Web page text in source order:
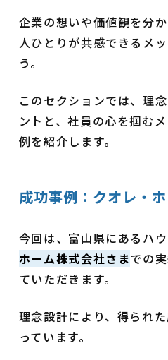
企業の想いや価値観を分
人ひとりが共感できるメ
う。
このセクションでは、理
ントと、社員の心を掴む
例を紹介します。
成功事例： クオレ・
今回は、富山県にあるハウ
ホーム株式会社さまでの
ていただきます。
理念設計により、得られ
っています。